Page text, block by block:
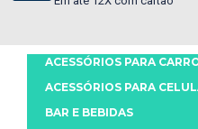
ACESSÓRIOS PARA
ACESSÓRIOS PARA
BAR E BEBIDAS